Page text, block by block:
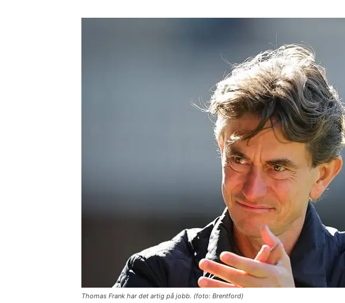
Thomas Frank har det artig på jobb. (foto: Brentford)